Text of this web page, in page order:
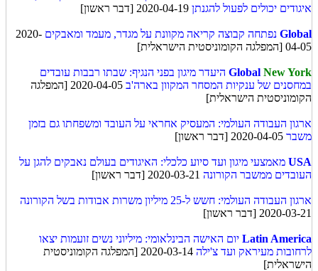
איגודים יכולים לפעול להגנתן
Global נפתחה קבוצה קריאה מקוונת על מגדר, מעמד ומאבקים 2020-
04-05 [המפלגה הקומוניסטית הישראלית]
Global New York
היעדר מיגון בפני הנגיף: שבתו רבבות עובדים
במחסנים של ענקיות המסחר המקוון בארה'ב
2020-04-05 [המפלגה
הקומוניסטית הישראלית]
ארגון העבודה העולמי: המעסיק אחראי על העובד ומשפחתו גם בזמן
משבר
USA מאמצעי מיגון ועד סיוע כלכלי: האיגודים בעולם נאבקים להגן על
העובדים ממשבר הקורונה
ארגון העבודה העולמי: חשש ל-25 מיליון משרות אבודות בשל הקורונה
2020-03-21 [דבר ראשון]
Latin America יום האישה הבינלאומי: מיליוני נשים זועמות יצאו
לרחובות מעיראק ועד צ'ילה
2020-03-14 [המפלגה הקומוניסטית
הישראלית]